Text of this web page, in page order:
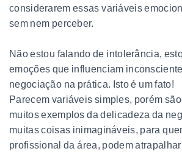
considerarem essas variáveis
sem nem perceber.
Não estou falando de intolerância,
emoções que influenciam
negociação na prática. Isto é um fato!
Parecem variáveis simples, porém
muitos exemplos da delicadeza da
muitas coisas inimagináveis, para
profissional da área, podem